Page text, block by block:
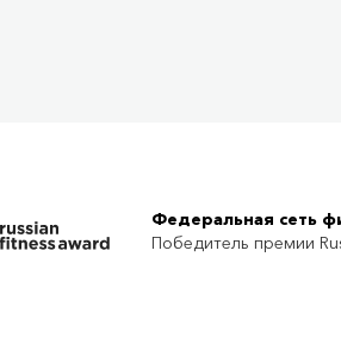
Федеральная сеть
Победитель премии